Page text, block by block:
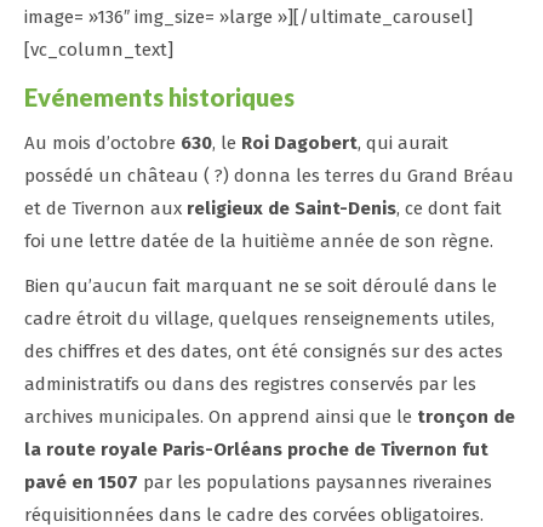
image= »136″ img_size= »large »][/ultimate_carousel]
[vc_column_text]
Evénements historiques
Au mois d’octobre 630, le Roi Dagobert, qui aurait
possédé un château ( ?) donna les terres du Grand Bréau
et de Tivernon aux religieux de Saint-Denis, ce dont fait
foi une lettre datée de la huitième année de son règne.
Bien qu’aucun fait marquant ne se soit déroulé dans le
cadre étroit du village, quelques renseignements utiles,
des chiffres et des dates, ont été consignés sur des actes
administratifs ou dans des registres conservés par les
archives municipales. On apprend ainsi que le tronçon de
la route royale Paris-Orléans proche de Tivernon fut
pavé en 1507 par les populations paysannes riveraines
réquisitionnées dans le cadre des corvées obligatoires.